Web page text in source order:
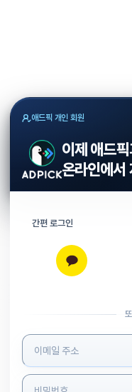
애드픽 개인 회원
이제 애드
온라인에서
간편 로그인
로그인 정보 입력